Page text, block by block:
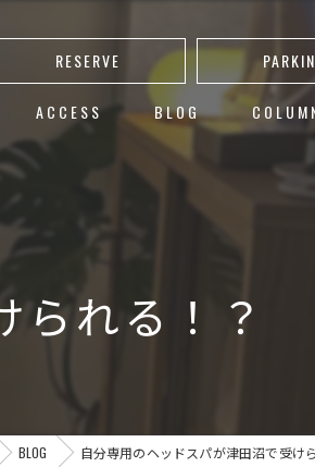
RESERVE
ACCESS BLOG
られる！？
BLOG 自分専用のヘッドスパが津田沼で受け